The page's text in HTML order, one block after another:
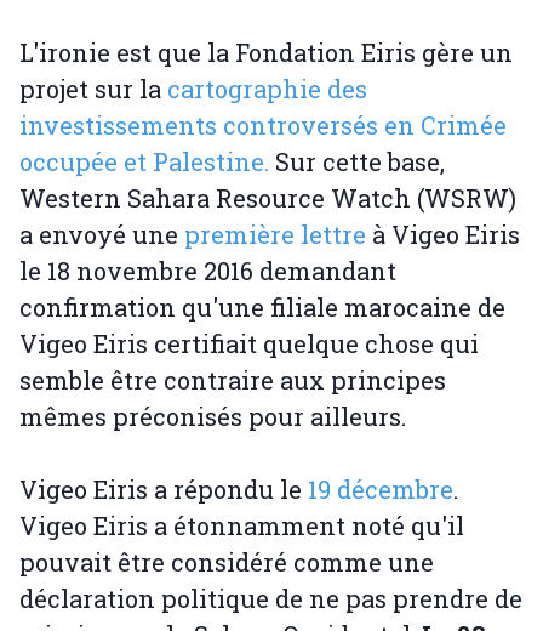
L'ironie est que la Fondation Eiris gère un
projet sur la cartographie des
investissements controversés en Crimée
occupée et Palestine. Sur cette base,
Western Sahara Resource Watch (WSRW)
a envoyé une première lettre à Vigeo Eiris
le 18 novembre 2016 demandant
confirmation qu'une filiale marocaine de
Vigeo Eiris certifiait quelque chose qui
semble être contraire aux principes
mêmes préconisés pour ailleurs.
Vigeo Eiris a répondu le 19 décembre.
Vigeo Eiris a étonnamment noté qu'il
pouvait être considéré comme une
déclaration politique de ne pas prendre de